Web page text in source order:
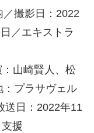
撮影日：2022
／エキストラ
山崎賢人、松
プラサヴェル
送日：2022年11
援